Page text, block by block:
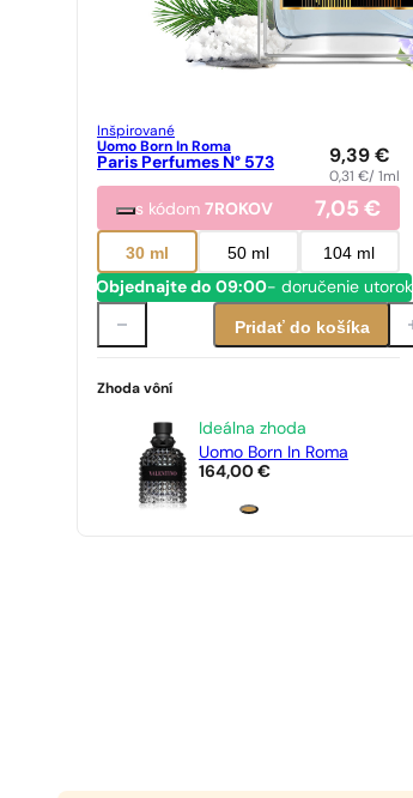
Inšpirované
Uomo Born In Roma
Paris Perfumes N° 573 9,39 €
0,31 €/ 1ml
s kódom 7ROKOV 7,05 €
30 ml 50 ml 104 ml
Objednajte do 09:00- doručenie utorok
Pridať do košíka
Zhoda vôní
Ideálna zhoda
Uomo Born In Roma
164,00 €